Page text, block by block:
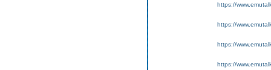
https://
https://
https://
https://